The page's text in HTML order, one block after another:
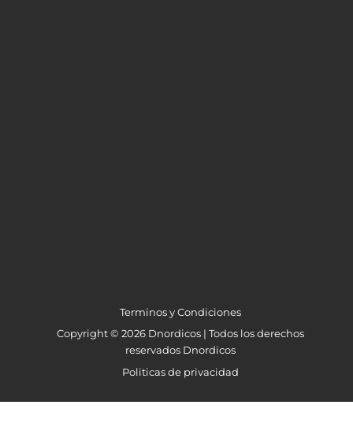
Terminos y Condiciones
Copyright © 2026 Dnordicos | Todos los derechos
reservados Dnordicos
Politicas de privacidad